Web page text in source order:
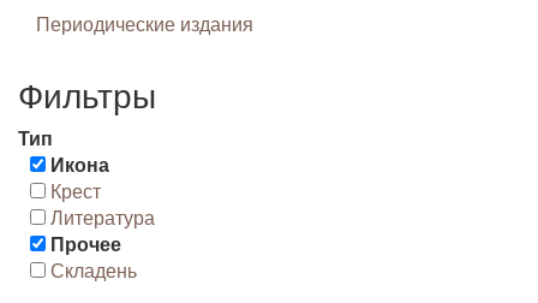
Периодические издания
Фильтры
Тип
Икона
Крест
Литература
Прочее
Складень